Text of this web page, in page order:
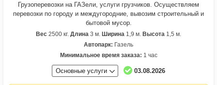
Грузоперевозки на ГАЗели, услуги грузчиков. Осуществляем
перевозки по городу и междугородние, вывозим строительный и
бытовой мусор.
Вес 2500 кг. Длина 3 м. Ширина 1,9 м. Высота 1,5 м.
Автопарк: Газель
Минимальное время заказа: 1 час
Основные услуги 03.08.2026